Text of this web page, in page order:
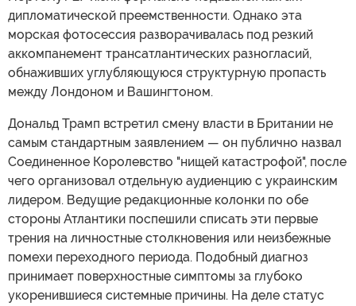
дипломатической преемственности. Однако эта
морская фотосессия разворачивалась под резкий
аккомпанемент трансатлантических разногласий,
обнаживших углубляющуюся структурную пропасть
между Лондоном и Вашингтоном.
Дональд Трамп встретил смену власти в Британии не
самым стандартным заявлением — он публично назвал
Соединенное Королевство "нищей катастрофой", после
чего организовал отдельную аудиенцию с украинским
лидером. Ведущие редакционные колонки по обе
стороны Атлантики поспешили списать эти первые
трения на личностные столкновения или неизбежные
помехи переходного периода. Подобный диагноз
принимает поверхностные симптомы за глубоко
укоренившиеся системные причины. На деле статус